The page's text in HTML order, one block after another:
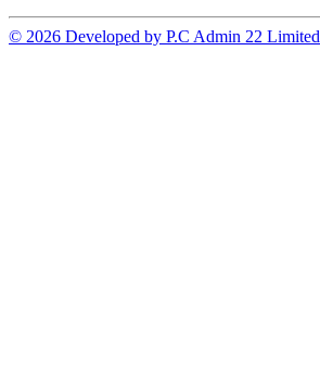
© 2026 Developed by P.C Admin 22 Limited